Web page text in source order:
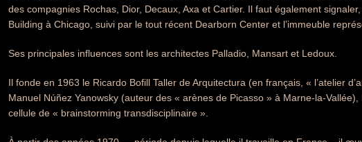
des compagnies Rochas, Dior, Decaux, Axa et Cartier. Il faut également
Building à Chicago, suivi par le tout récent Dearborn Center et l’immeuble
Ses principales influences sont les architectes Palladio, Mansart et Ledoux.
Il fonde en 1963 le Ricardo Bofill Taller de Arquitectura (en français, « l’atelier
Manuel Núñez Yanowsky (auteur des « arènes de Picasso » à Marne-la-
cellule de « brainstorming transdisciplinaire ».